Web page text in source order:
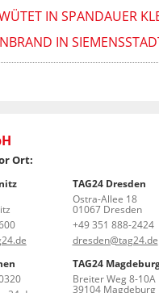
IN SPANDAUER
IN
Ort:
TAG24 Dresden
Ostra-Allee 18
01067 Dresden
+49 351 888-2424
dresden@tag24.de
TAG24
Breiter Weg 8-10A
39104 Magdeburg